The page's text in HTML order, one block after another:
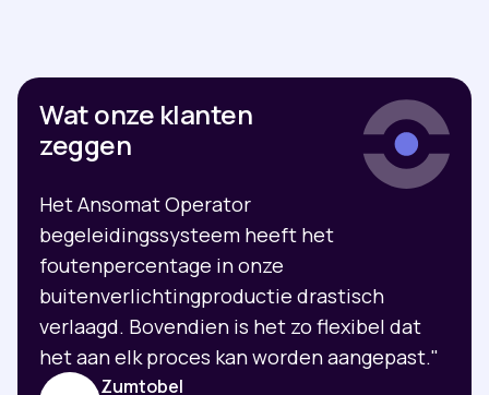
Wat onze klanten
zeggen
Het Ansomat Operator
begeleidingssysteem heeft het
foutenpercentage in onze
buitenverlichtingproductie drastisch
verlaagd. Bovendien is het zo flexibel dat
het aan elk proces kan worden aangepast."
Zumtobel